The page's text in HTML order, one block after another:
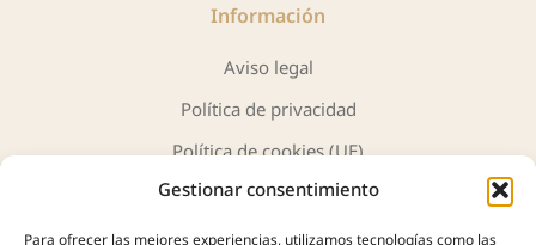
Gestionar consentimiento
Para ofrecer las mejores experiencias, utilizamos tecnologías como las
Información
Aviso legal
Política de privacidad
Política de cookies (UE)